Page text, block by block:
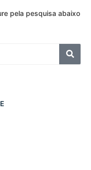
pela pesquisa abaixo